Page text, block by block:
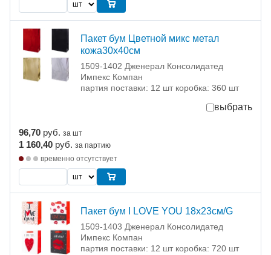
Пакет бум Цветной микс метал
кожа30х40см
1509-1402 Дженерал Консолидатед
Импекс Компан
партия поставки: 12 шт коробка: 360 шт
выбрать
96,70 руб. за шт
1 160,40 руб. за партию
временно отсутствует
Пакет бум I LOVE YOU 18х23см/G
1509-1403 Дженерал Консолидатед
Импекс Компан
партия поставки: 12 шт коробка: 720 шт